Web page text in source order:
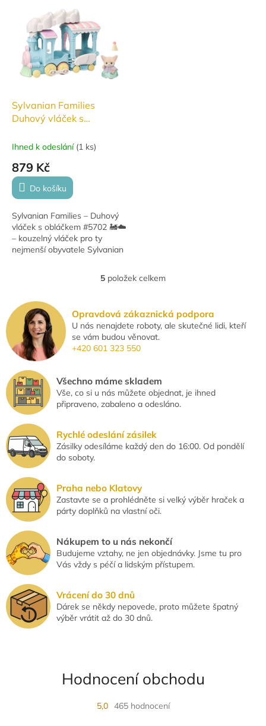
Sylvanian Families
Duhový vláček s
Ihned k odeslání (1 ks)
879 Kč
Do košíku
Sylvanian Families – Duhový
vláček s obláčkem #5702 🚂☁️
– kouzelný vláček pro ty
nejmenší obyvatele Sylvanian
O
á
d
a
c
r
v
k
v
ý
p
u
5 položek celkem
Opravdová zákaznická podpora
U nás nenajdete roboty, ale skutečné lidi, kteří
se vám budou věnovat.
+420 601 323 550
Všechno máme skladem
Vše, co si u nás můžete objednat, je ihned
připraveno, zabaleno a odesláno.
Rychlé odeslání zásilek
Zásilky odesíláme každý den do 16:00. Od pondělí
do soboty.
Praha nebo Klatovy
Zastavte se a prohlédněte si velký výběr hraček a
párty doplňků na vlastní oči.
Nákupem to u nás nekončí
Budujeme vztahy, ne jen objednávky. Jsme tu pro
Vás vždy s péčí a lidským přístupem.
Vrácení do 30 dnů
Dárek se někdy nepovede, proto můžete špatný
výběr vrátit až do 30 dnů.
Hodnocení obchodu
5,0 465 hodnocení